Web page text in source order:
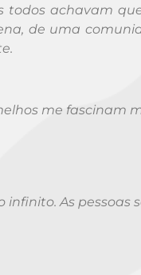
todos achavam
de uma
me fascinam
infinito. As